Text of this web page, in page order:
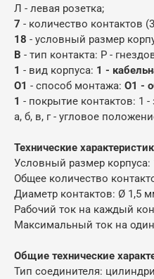
Л - левая розетка;
7 - количество контактов
18 - условный размер
В - тип контакта: Р -
1 - вид корпуса: 1 -
О1 - способ монтажа: О1 -
1 - покрытие контактов: 1 -
а, б, в, г - угловое
Технические
Условный размер корпуса:
Общее количество
Диаметр контактов: Ø 1,5
Рабочий ток на каждый
Максимальный ток на
Общие технические
Тип соединителя: